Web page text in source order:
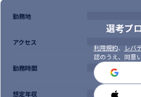
常に状況が他の人にも伝わるよう心掛け、
誠実に振る舞おう- Behave in good faith.
ユーザーはもちろんのこと、社内のメン
本質を見極めよう - Discern the essence.
あらゆるものごとの本質を突き止め、理
4.気づきを伝えよう - Share your insights
選考プ
利用規約、
レバ
認のうえ、同意
勤務地
アクセス
勤務時間
想定年収